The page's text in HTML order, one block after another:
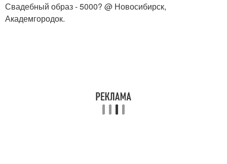
Свадебный образ - 5000? @ Новосибирск,
Академгородок.